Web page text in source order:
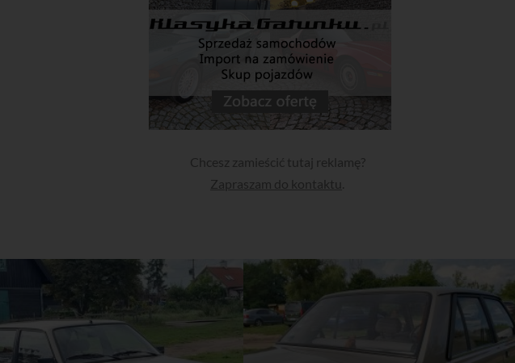
Chcesz zamieścić tutaj reklamę?
Zapraszam do kontaktu